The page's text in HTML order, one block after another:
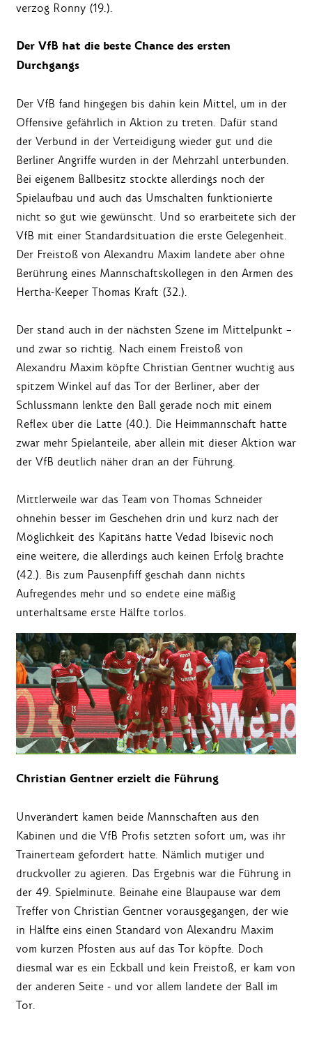
verzog Ronny (19.).
Der VfB hat die beste Chance des ersten
Durchgangs
Der VfB fand hingegen bis dahin kein Mittel, um in der
Offensive gefährlich in Aktion zu treten. Dafür stand
der Verbund in der Verteidigung wieder gut und die
Berliner Angriffe wurden in der Mehrzahl unterbunden.
Bei eigenem Ballbesitz stockte allerdings noch der
Spielaufbau und auch das Umschalten funktionierte
nicht so gut wie gewünscht. Und so erarbeitete sich der
VfB mit einer Standardsituation die erste Gelegenheit.
Der Freistoß von Alexandru Maxim landete aber ohne
Berührung eines Mannschaftskollegen in den Armen des
Hertha-Keeper Thomas Kraft (32.).
Der stand auch in der nächsten Szene im Mittelpunkt –
und zwar so richtig. Nach einem Freistoß von
Alexandru Maxim köpfte Christian Gentner wuchtig aus
spitzem Winkel auf das Tor der Berliner, aber der
Schlussmann lenkte den Ball gerade noch mit einem
Reflex über die Latte (40.). Die Heimmannschaft hatte
zwar mehr Spielanteile, aber allein mit dieser Aktion war
der VfB deutlich näher dran an der Führung.
Mittlerweile war das Team von Thomas Schneider
ohnehin besser im Geschehen drin und kurz nach der
Möglichkeit des Kapitäns hatte Vedad Ibisevic noch
eine weitere, die allerdings auch keinen Erfolg brachte
(42.). Bis zum Pausenpfiff geschah dann nichts
Aufregendes mehr und so endete eine mäßig
unterhaltsame erste Hälfte torlos.
Christian Gentner erzielt die Führung
Unverändert kamen beide Mannschaften aus den
Kabinen und die VfB Profis setzten sofort um, was ihr
Trainerteam gefordert hatte. Nämlich mutiger und
druckvoller zu agieren. Das Ergebnis war die Führung in
der 49. Spielminute. Beinahe eine Blaupause war dem
Treffer von Christian Gentner vorausgegangen, der wie
in Hälfte eins einen Standard von Alexandru Maxim
vom kurzen Pfosten aus auf das Tor köpfte. Doch
diesmal war es ein Eckball und kein Freistoß, er kam von
der anderen Seite - und vor allem landete der Ball im
Tor.